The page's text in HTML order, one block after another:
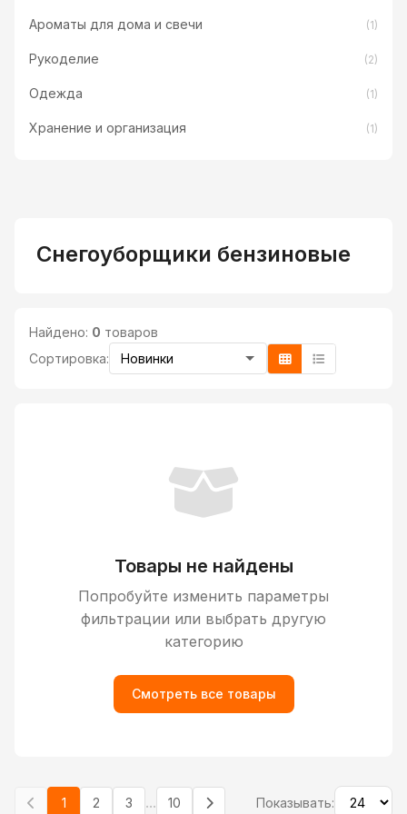
Ароматы для дома и свечи (1)
Рукоделие (2)
Одежда (1)
Хранение и организация (1)
Снегоуборщики бензиновые
Найдено: 0 товаров
Сортировка:
Товары не найдены
Попробуйте изменить параметры
фильтрации или выбрать другую
категорию
Смотреть все товары
1 2 3 ... 10 Показывать: